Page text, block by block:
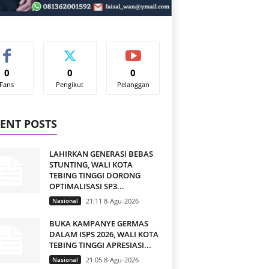
0
Fans
0
Pengikut
0
Pelanggan
POSTS
LAHIRKAN GENERASI BEBAS
STUNTING, WALI KOTA
TEBING TINGGI DORONG
OPTIMALISASI SP3...
Nasional 21:11 8-Agu-2026
BUKA KAMPANYE GERMAS
DALAM ISPS 2026, WALI KOTA
TEBING TINGGI APRESIASI...
Nasional 21:05 8-Agu-2026